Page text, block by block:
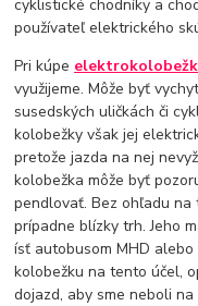
cyklistické chodníky a
používateľ elektrického
Pri kúpe
využijeme. Môže byť
susedských uličkách či
kolobežky však jej
pretože jazda na nej
kolobežka môže byť
pendlovať. Bez ohľadu
prípadne blízky trh. Jeho
ísť autobusom MHD
kolobežku na tento účel,
dojazd, aby sme neboli